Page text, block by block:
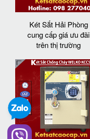
Két Sắt Hải Phòng
cung cấp giá ưu đãi
trên thị trường